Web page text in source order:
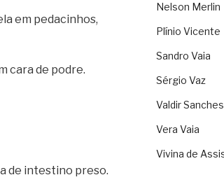
em pedacinhos,
cara de podre.
de intestino preso.
Nelson Merlin
Plínio Vicente
Sandro Vaia
Sérgio Vaz
Valdir Sanches
Vera Vaia
Vivina de